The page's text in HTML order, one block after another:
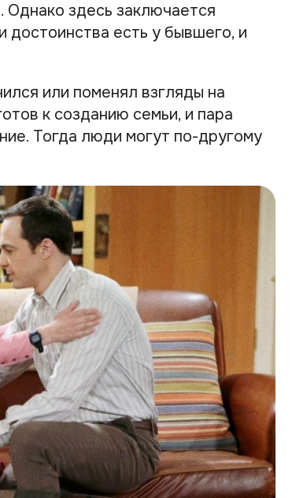
Однако здесь заключается
достоинства есть у бывшего, и
или поменял взгляды на
к созданию семьи, и пара
Тогда люди могут по-другому